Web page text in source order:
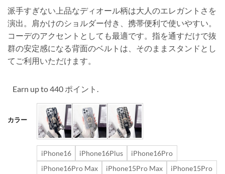
派手すぎない上品なディオール柄は大人のエレガントさを
演出。肩かけのショルダー付き、携帯便利で使いやすい。
コーデのアクセントとしても最適です。指を通すだけで抜
群の安定感になる背面のベルトは、そのままスタンドとし
てご利用いただけます。
Earn up to 440 ポイント.
カラー
iPhone16 iPhone16Plus
iPhone16Pro
iPhone16Pro Max
iPhone15Pro Max
iPhone15Pro